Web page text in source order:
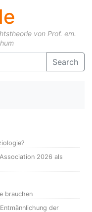
von Prof. em.
Search
2026 als
brauchen
der